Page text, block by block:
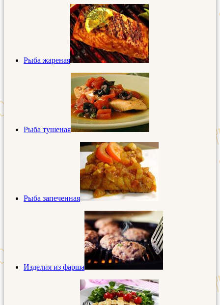
Рыба жареная
Рыба тушеная
Рыба запеченная
Изделия из фарша